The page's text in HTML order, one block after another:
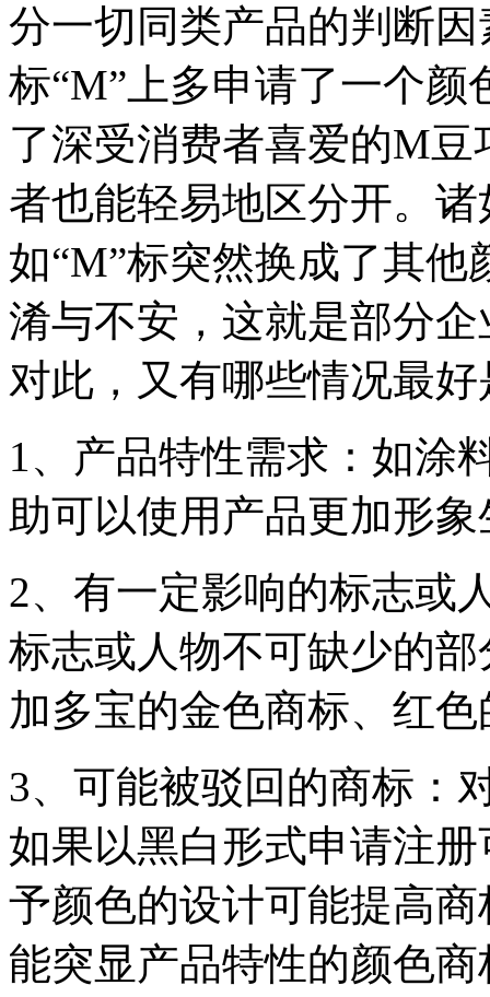
分一切同类产品的判断
标“M”上多申请了一个
了深受消费者喜爱的M
者也能轻易地区分开。
如“M”标突然换成了其
淆与不安，这就是部分
对此，又有哪些情况最
1、产品特性需求：如涂
助可以使用产品更加形象
2、有一定影响的标志或
标志或人物不可缺少的
加多宝的金色商标、红
3、可能被驳回的商标：
如果以黑白形式申请注
予颜色的设计可能提高
能突显产品特性的颜色